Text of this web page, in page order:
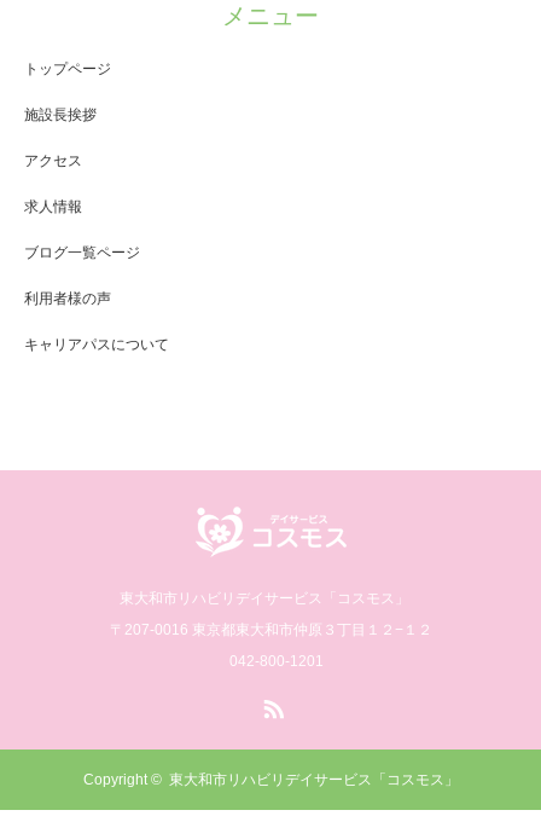
メニュー
トップページ
施設長挨拶
アクセス
求人情報
ブログ一覧ページ
利用者様の声
キャリアパスについて
東大和市リハビリデイサービス「コスモス」
〒207-0016 東京都東大和市仲原３丁目１２−１２
042-800-1201
Copyright © 東大和市リハビリデイサービス「コスモス」